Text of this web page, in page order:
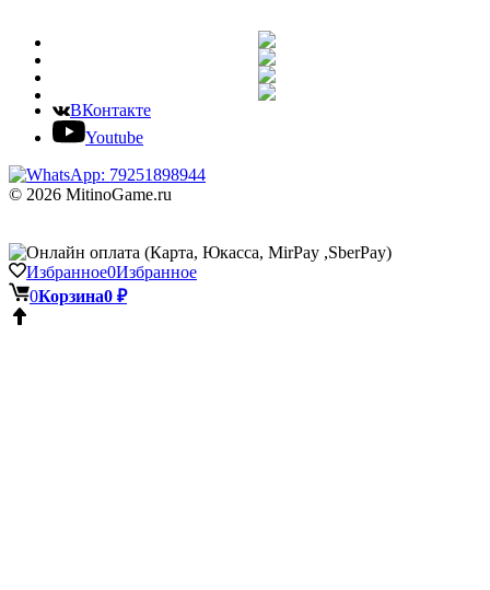
ВКонтакте
Youtube
© 2026 MitinoGame.ru
Избранное0Избранное
0Корзина0 ₽